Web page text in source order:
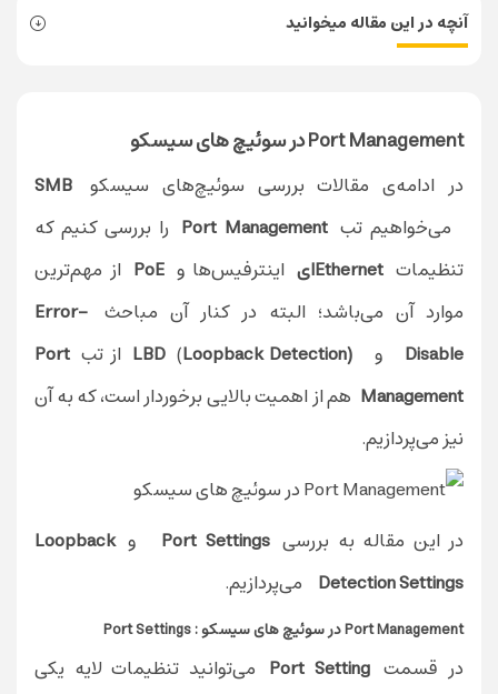
آنچه در این مقاله میخوانید
Port Management در سوئیچ های سیسکو
در ادامه‌ی مقالات بررسی سوئیچ‌های سیسکو SMB
می‌خواهیم تب Port Management را بررسی کنیم که
تنظیمات Ethernetای اینترفیس‌ها و PoE از مهم‌ترین
موارد آن می‌‌باشد؛ البته در کنار آن مباحث Error-
Disable و (LBD
(Loopback Detection از تب Port
Management هم از اهمیت بالایی برخوردار است، که به آن
نیز می‌پردازیم.
در این مقاله به بررسیPort Settings وLoopback
Detection Settings می‌پردازیم.
Port Management در سوئیچ های سیسکو : Port Settings
در قسمتPort Setting می‌توانید تنظیمات لایه یکی